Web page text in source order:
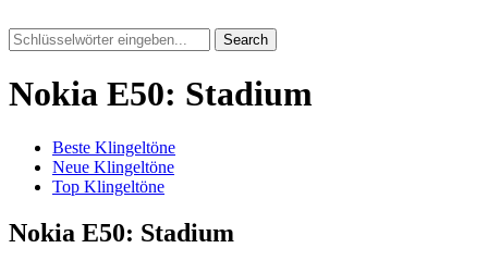
Search
Nokia E50: Stadium
Beste Klingeltöne
Neue Klingeltöne
Top Klingeltöne
Nokia E50: Stadium